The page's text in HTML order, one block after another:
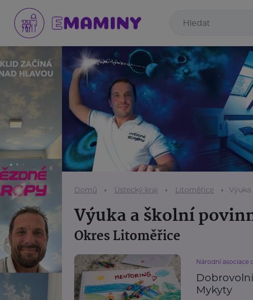
Domů Ústecký kraj Litoměřice
Výuka a školní
Okres Litoměřice
Národní asociace
Mykyty